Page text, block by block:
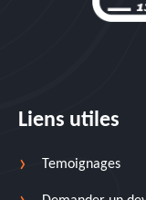
Liens utiles
Temoignages